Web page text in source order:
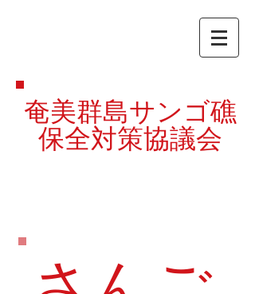
奄美群島サンゴ礁
保全対策協議会